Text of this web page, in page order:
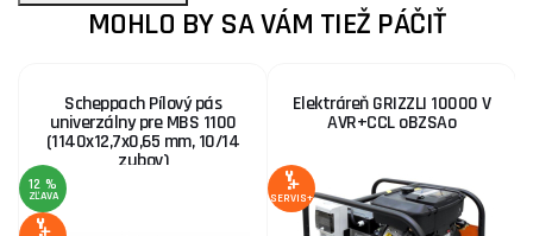
MOHLO BY SA VÁM TIEŽ PÁČIŤ
Scheppach Pílový pás
univerzálny pre MBS 1100
(1140x12,7x0,65 mm, 10/14
zubov)
12 %
ZĽAVA
Elektráreň GRIZZLI 10000 V
AVR+CCL oBZSAo
SERVIS+